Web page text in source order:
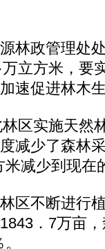
政管理处处
立方米，要
速促进林木
实施天然
减少了森林
减少到现在
不断进行
．7万亩